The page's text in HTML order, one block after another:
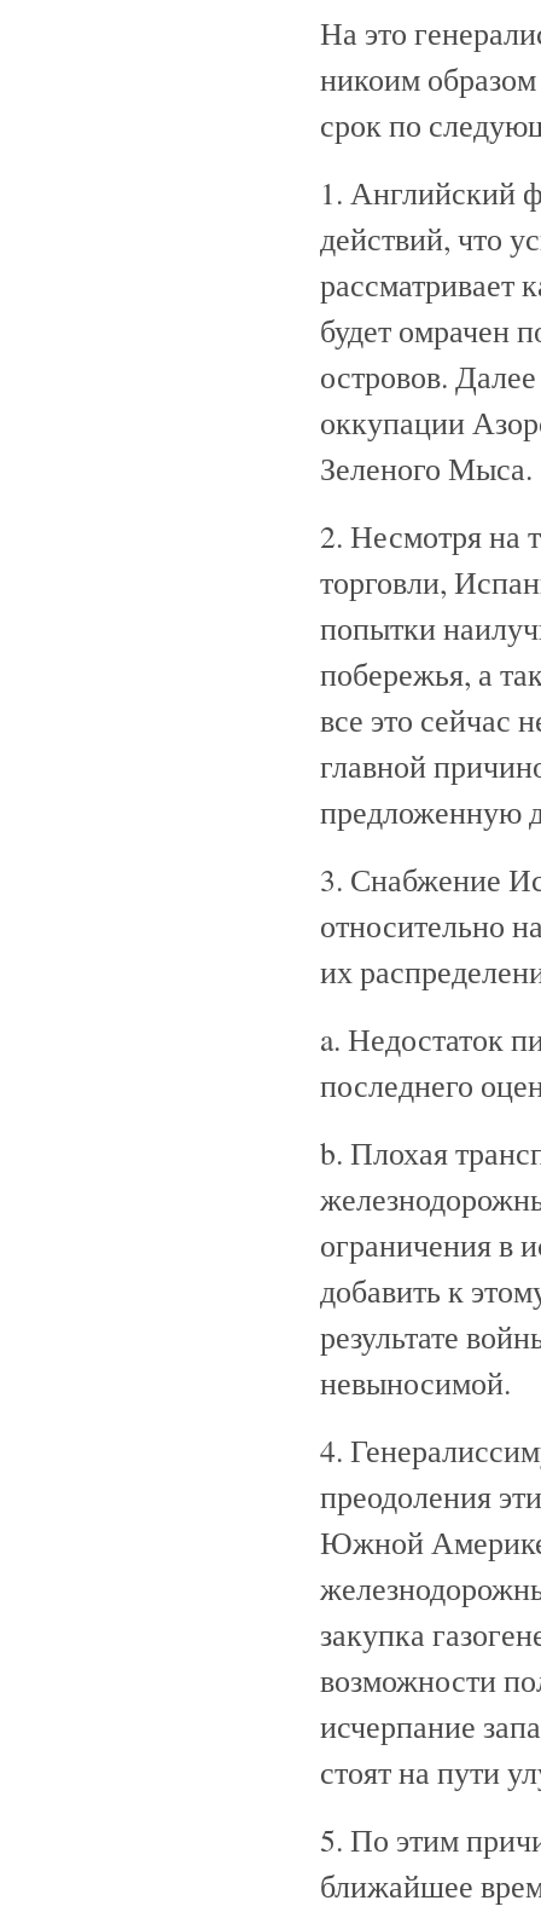
На это
никоим
срок по
1. Английский
действий, что
рассматривает
будет омрачен
островов.
оккупации
Зеленого Мыса.
2. Несмотря на
торговли,
попытки
побережья, а
все это сейчас
главной
предложенную
3. Снабжение
относительно
их
a. Недостаток
последнего
b. Плохая
ограничения в
добавить к
результате
невыносимой.
4.
преодоления
Южной Америке
закупка
возможности
исчерпание
стоят на пути
5. По этим
ближайшее